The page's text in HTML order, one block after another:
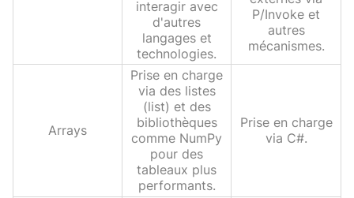
interagir avec
d'autres
langages et
technologies.
P/Invoke et
autres
mécanismes.
Arrays
Prise en charge
via des listes
(list) et des
bibliothèques
comme NumPy
pour des
tableaux plus
performants.
Prise en charge
via C#.